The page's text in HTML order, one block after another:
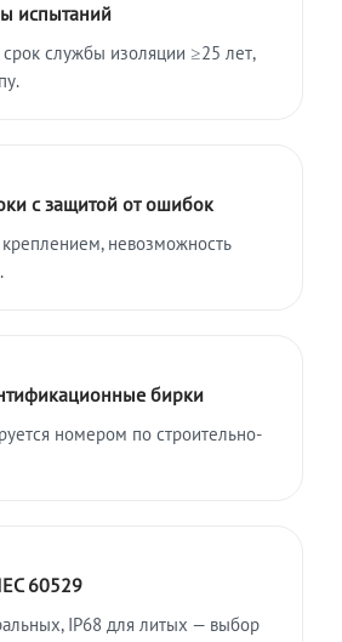
испытаний
службы изоляции ≥25 лет,
с защитой от ошибок
невозможность
бирки
номером по строительно-
60529
IP68 для литых — выбор